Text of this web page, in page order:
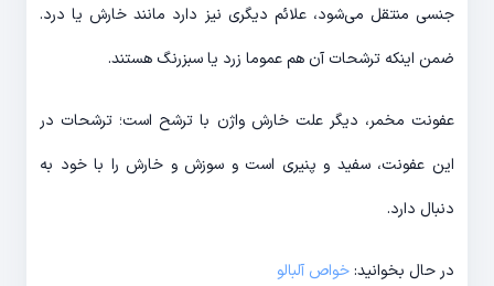
جنسی منتقل می‌شود، علائم دیگری نیز دارد مانند خارش یا درد.
ضمن اینکه ترشحات آن هم عموما زرد یا سبزرنگ هستند.
عفونت مخمر، دیگر علت خارش واژن با ترشح است؛ ترشحات در
این عفونت، سفید و پنیری است و سوزش و خارش را با خود به
دنبال دارد.
در حال بخوانید:خواص آلبالو